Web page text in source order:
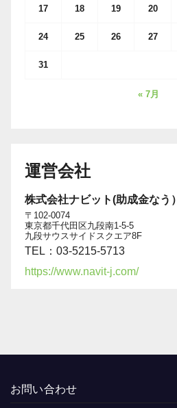
17 18 19 20
24 25 26 27
31
« 7月
運営会社
株式会社ナビット(助成金なう）
〒102-0074
東京都千代田区九段南1-5-5
九段サウスサイドスクエア8F
TEL：03-5215-5713
https://www.navit-j.com/
お問い合わせ